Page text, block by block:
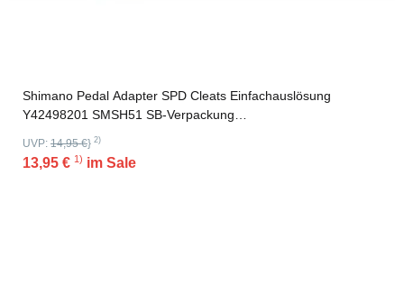
Shimano Pedal Adapter SPD Cleats Einfachauslösung
Y42498201 SMSH51 SB-Verpackung
Einfachauslösung,Y42498201 SMSH51,SB-Verpackung
UVP: 14,95 €} 2)
13,95 € 1) im Sale